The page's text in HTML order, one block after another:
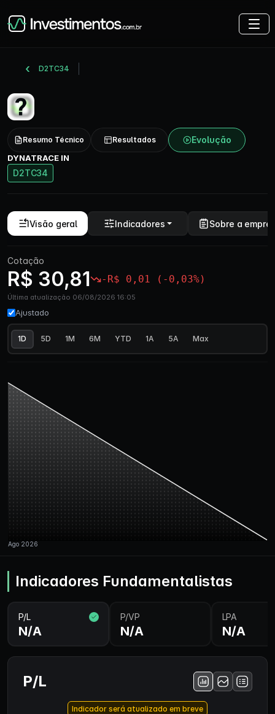
D2TC34
Resumo Técnico Resultados Evolução
DYNATRACE IN
D2TC34
Visão geral Indicadores Sobre a
Cotação
R$ 30,81 -R$ 0,01 (-0,03%)
Última atualização 06/08/2026 16:05
Ajustado
1D 5D 1M 6M YTD 1A 5A Max
Indicadores Fundamentalistas
P/L
N/A
P/VP
N/A
LPA
N/A
P/L
Indicador será atualizado em breve